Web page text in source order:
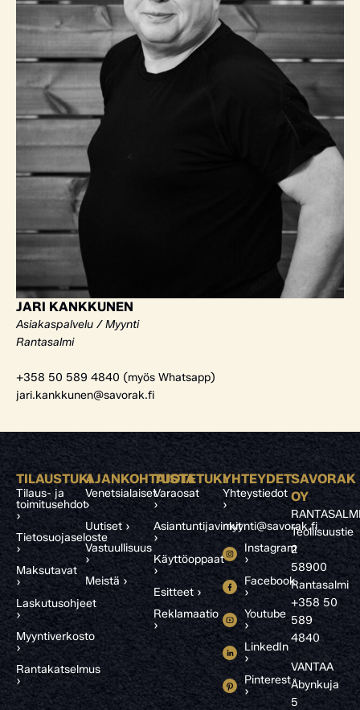
JARI KANKKUNEN
Asiakaspalvelu / Myynti
Rantasalmi
+358 50 589 4840 (myös Whatsapp)
jari.kankkunen@savorak.fi
TILAUSTUKI
Tilaus- ja
toimitusehdot
›
Tietosuojaseloste
›
Maksutavat
›
Laskutusohjeet
›
Myyntiverkosto
›
Rantakatselmus
›
AJANKOHTAISTA
Venetsialaiset
›
Uutiset ›
Vastuullisuus
›
Meistä ›
TUOTETUKI
Varaosat
›
Asiantuntijavinkit
›
Käyttöoppaat
›
Esitteet ›
Reklamaatio
›
YHTEYDET
Yhteystiedot
›
myynti@savorak.fi
Instagram
›
Facebook
›
Youtube
›
LinkedIn
›
Pinterest
›
SAVORAK
OY
Teollisuustie
2
58900
Rantasalmi
+358 50
589
4840
VANTAA
Åbynkuja
5